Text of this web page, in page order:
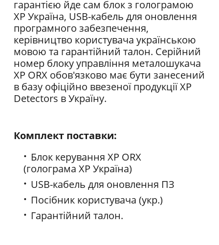
гарантією йде сам блок з голограмою
ХР Україна, USB-кабель для оновлення
програмного забезпечення,
керівництво користувача українською
мовою та гарантійний талон. Серійний
номер блоку управління металошукача
XP ORX обов'язково має бути занесений
в базу офіційно ввезеної продукції XP
Detectors в Україну.
Комплект поставки:
Блок керування XP ORX
(голограма ХР Україна)
USB-кабель для оновлення ПЗ
Посібник користувача (укр.)
Гарантійний талон.